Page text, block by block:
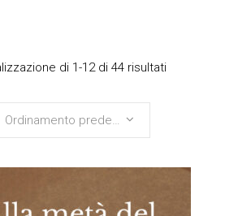
di 1-12 di 44 risultati
Ordinamento predefinito